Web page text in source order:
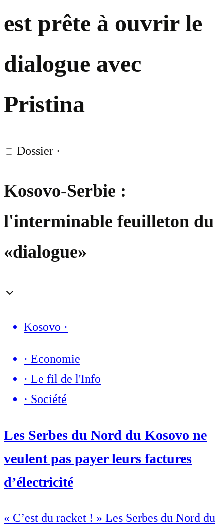
est prête à ouvrir le
dialogue avec
Pristina
Dossier ·
Kosovo-Serbie :
l'interminable feuilleton du
«dialogue»
Kosovo ·
· Economie
· Le fil de l'Info
· Société
Les Serbes du Nord du Kosovo ne
veulent pas payer leurs factures
d’électricité
« C’est du racket ! » Les Serbes du Nord du